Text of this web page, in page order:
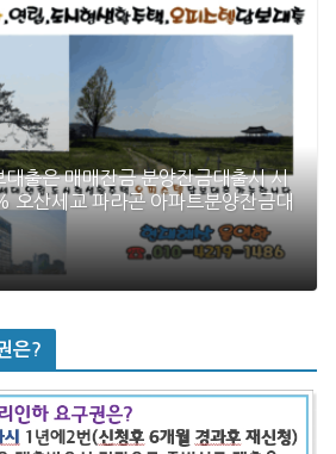
출은 매매잔금 분양잔금대출시 시
오산세교 파라곤 아파트분양잔금대
은?